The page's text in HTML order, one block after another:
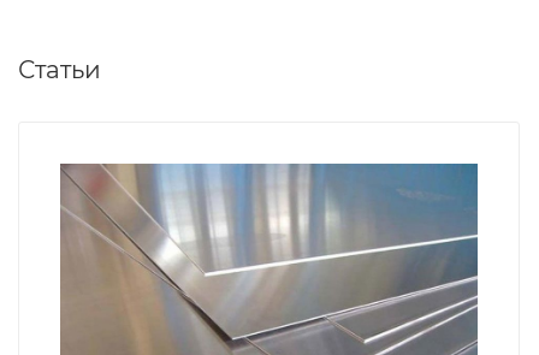
Статьи